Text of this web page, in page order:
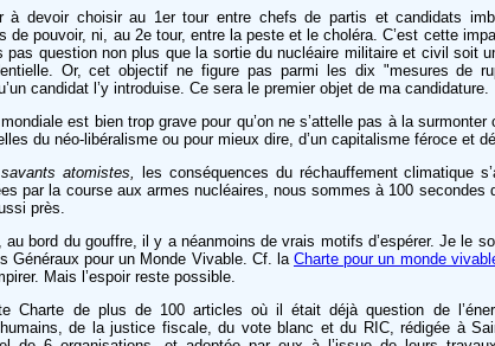
à devoir choisir au 1er tour entre chefs de partis et candidats
de pouvoir, ni, au 2e tour, entre la peste et le choléra. C’est cette
pas question non plus que la sortie du nucléaire militaire et civil soit
Or, cet objectif ne figure pas parmi les dix "mesures de
candidat l’y introduise. Ce sera le premier objet de ma candidature.
est bien trop grave pour qu’on ne s’attelle pas à la
du néo-libéralisme ou pour mieux dire, d’un capitalisme féroce et
atomistes,
les conséquences du réchauffement climatique
par la course aux armes nucléaires, nous sommes à 100 secondes
près.
au bord du gouffre, il y a néanmoins de vrais motifs d’espérer. Je le
Généraux pour un Monde Vivable. Cf. la Charte pour un monde
Mais l’espoir reste possible.
Charte de plus de 100 articles où il était déjà question de
de la justice fiscale, du vote blanc et du RIC, rédigée à